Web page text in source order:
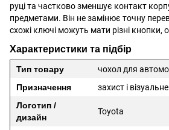
руці та частково зменшує контакт
предметами. Він не замінює точну
схожі ключі можуть мати різні кнопки,
Характеристики та підбір
Тип товару
чохол для
Призначення
захист і
Логотип /
дизайн
Toyota